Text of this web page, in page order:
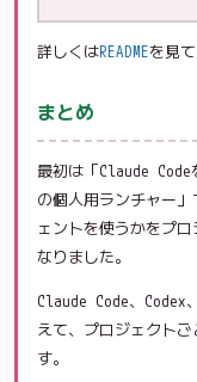
詳しくはREADMEを見て
まとめ
最初は「Claude Code
の個人用ランチャー
ェントを使うかをプ
なりました。
Claude Code、Codex
えて、プロジェクト
す。